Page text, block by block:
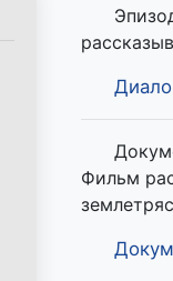
Фильм